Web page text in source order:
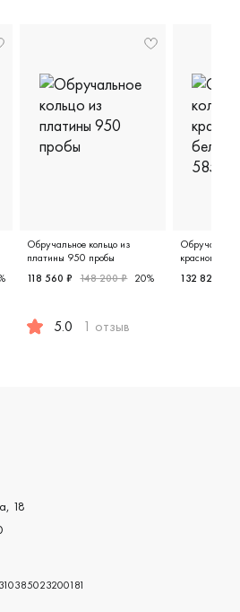
золото 585 пробы,
Обручальное кольцо из
платины 950 пробы
118 560 ₽ 148 200 ₽ 20%
5.0 1 отзыв
красного и
132 825 ₽
18